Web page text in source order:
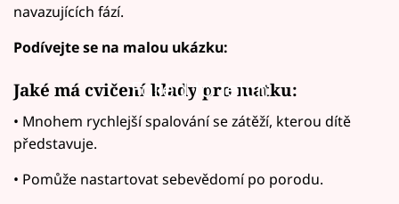
navazujících fází.
Podívejte se na malou ukázku:
Failed to fetch
Jaké má cvičení klady pro matku:
• Mnohem rychlejší spalování se zátěží, kterou dítě
představuje.
• Pomůže nastartovat sebevědomí po porodu.